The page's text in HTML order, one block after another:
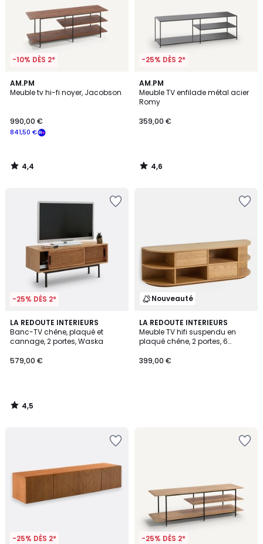
-10% DÈS 2*
AM.PM
Meuble tv hi-fi noyer, Jacobson
841,50 €
990,00 €
4,4
/ 5
4,4
/
-25% DÈS 2*
AM.PM
Meuble TV enfilade métal acier
Romy
359,00 €
4,6
/ 5
4,6
/
-25% DÈS 2*
LA REDOUTE INTERIEURS
Banc-TV chêne, plaqué et
cannage, 2 portes, Waska
579,00 €
4,5
/ 5
4,5
/
Nouveauté
LA REDOUTE INTERIEURS
Meuble TV hifi suspendu en
plaqué chêne, 2 portes, 6
399,00 €
-25% DÈS 2* -25% DÈS 2*